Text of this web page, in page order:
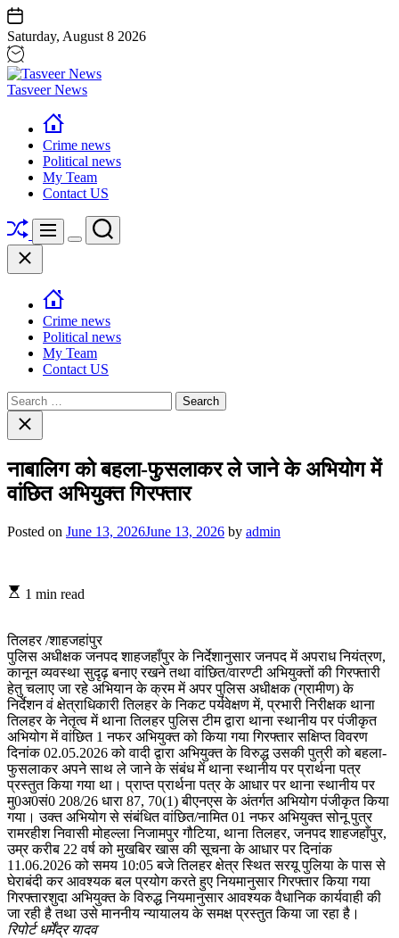
Skip
to
content
Saturday, August 8 2026
Tasveer News
Crime news
Political news
My Team
Contact US
ShuffleMenu
Switch
Search
Close
Crime news
Political news
My Team
Contact US
Search
for:Close
search
नाबालिग को बहला-फुसलाकर ले जाने के अभियोग में
वांछित अभियुक्त गिरफ्तार
Posted on June 13, 2026June 13, 2026 by admin
1 min read
तिलहर /शाहजहांपुर
पुलिस अधीक्षक जनपद शाहजहाँपुर के निर्देशानुसार जनपद में अपराध नियंत्रण,
कानून व्यवस्था सुदृढ़ बनाए रखने तथा वांछित/वारण्टी अभियुक्तों की गिरफ्तारी
हेतु चलाए जा रहे अभियान के क्रम में अपर पुलिस अधीक्षक (ग्रामीण) के
निर्देशन वं क्षेत्राधिकारी तिलहर के निकट पर्यवेक्षण में, प्रभारी निरीक्षक थाना
तिलहर के नेतृत्व में थाना तिलहर पुलिस टीम द्वारा थाना स्थानीय पर पंजीकृत
अभियोग में वांछित 1 नफर अभियुक्त को किया गया गिरफ्तार सक्षिप्त विवरण
दिनांक 02.05.2026 को वादी द्वारा अभियुक्त के विरुद्ध उसकी पुत्री को बहला-
फुसलाकर अपने साथ ले जाने के संबंध में थाना स्थानीय पर प्रार्थना पत्र
प्रस्तुत किया गया था। प्राप्त प्रार्थना पत्र के आधार पर थाना स्थानीय पर
मु0अ0सं0 208/26 धारा 87, 70(1) बीएनएस के अंतर्गत अभियोग पंजीकृत किया
गया। उक्त अभियोग से संबंधित वांछित/नामित 01 नफर अभियुक्त सोनू पुत्र
रामरहीश निवासी मोहल्ला निजामपुर गौटिया, थाना तिलहर, जनपद शाहजहाँपुर,
उम्र करीब 22 वर्ष को मुखबिर खास की सूचना के आधार पर दिनांक
11.06.2026 को समय 10:05 बजे तिलहर क्षेत्र स्थित सरयू पुलिया के पास से
घेराबंदी कर आवश्यक बल प्रयोग करते हुए नियमानुसार गिरफ्तार किया गया
गिरफ्तारशुदा अभियुक्त के विरुद्ध नियमानुसार आवश्यक वैधानिक कार्यवाही की
जा रही है तथा उसे माननीय न्यायालय के समक्ष प्रस्तुत किया जा रहा है।
रिपोर्ट धर्मेंद्र यादव